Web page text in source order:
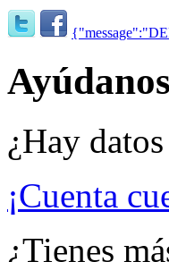
Ayúdanos
¿Hay
¡Cuenta
¿Tienes